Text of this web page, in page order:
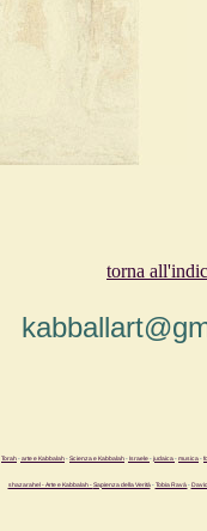
torna
Torah-arte e Kabbalah-Scienza e Kabbalah-Israele-judaica-musica-
shazarahel - Arte e Kabbalah -Sapienza della Verità-Tobia Ravà-